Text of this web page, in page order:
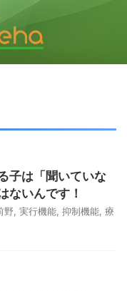
子は「聞いていな
ないんです！
野 実行機能 抑制機能 療